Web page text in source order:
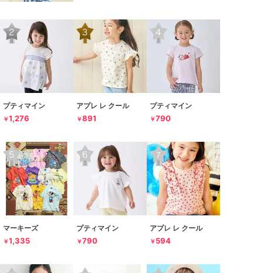
プティマイン
￥1,276
アプレ レ クール
￥891
プティマイン
￥790
マーキーズ
￥1,335
プティマイン
￥790
アプレ レ クール
￥ 594